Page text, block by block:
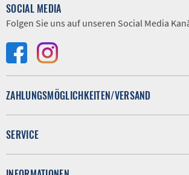
SOCIAL MEDIA
Folgen Sie uns auf unseren Social Media
ZAHLUNGSMÖGLICHKEITEN/VERSAND
SERVICE